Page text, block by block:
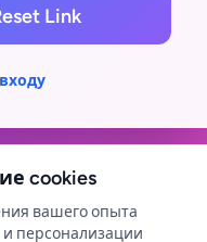
Link
cookies
вашего опыта
и персонализации